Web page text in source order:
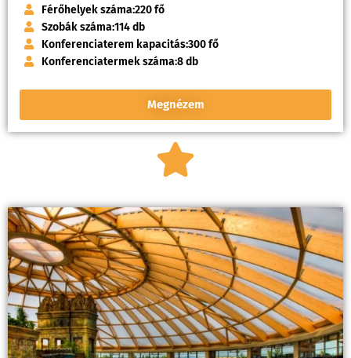
Férőhelyek száma:220 fő
Szobák száma:114 db
Konferenciaterem kapacitás:300 fő
Konferenciatermek száma:8 db
Megnézem